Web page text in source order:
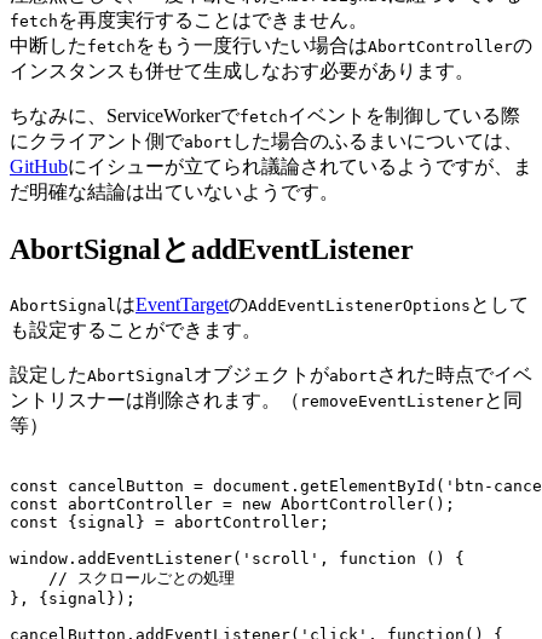
fetch を再度実行することはできません。
中断した fetch をもう一度行いたい場合はAbortControllerの
インスタンスも併せて生成しなおす必要があります。
ちなみに、ServiceWorkerでfetchイベントを制御している際
にクライアント側でabort した場合のふるまいについては、
GitHubにイシューが立てられ議論されているようですが、ま
だ明確な結論は出ていないようです。
AbortSignalとaddEventListener
AbortSignalはEventTargetのAddEventListenerOptions として
も設定することができます。
設定したAbortSignalオブジェクトがabort された時点でイベ
ントリスナーは削除されます。（ removeEventListenerと同
等）
const cancelButton = document.getElementById('btn-
const abortController = new AbortController();
const {signal} = abortController;
window.addEventListener('scroll', function () {
    // スクロールごとの処理
}, {signal});
cancelButton.addEventListener('click', function() {